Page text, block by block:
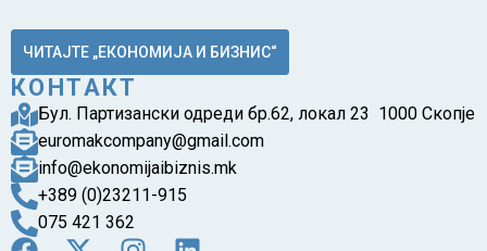
ЧИТАЈТЕ „ЕКОНОМИЈА И БИЗНИС“
КОНТАКТ
Бул. Партизански одреди бр.62, локал 23 1000 Скопје
euromakcompany@gmail.com
info@ekonomijaibiznis.mk
+389 (0)23211-915
075 421 362